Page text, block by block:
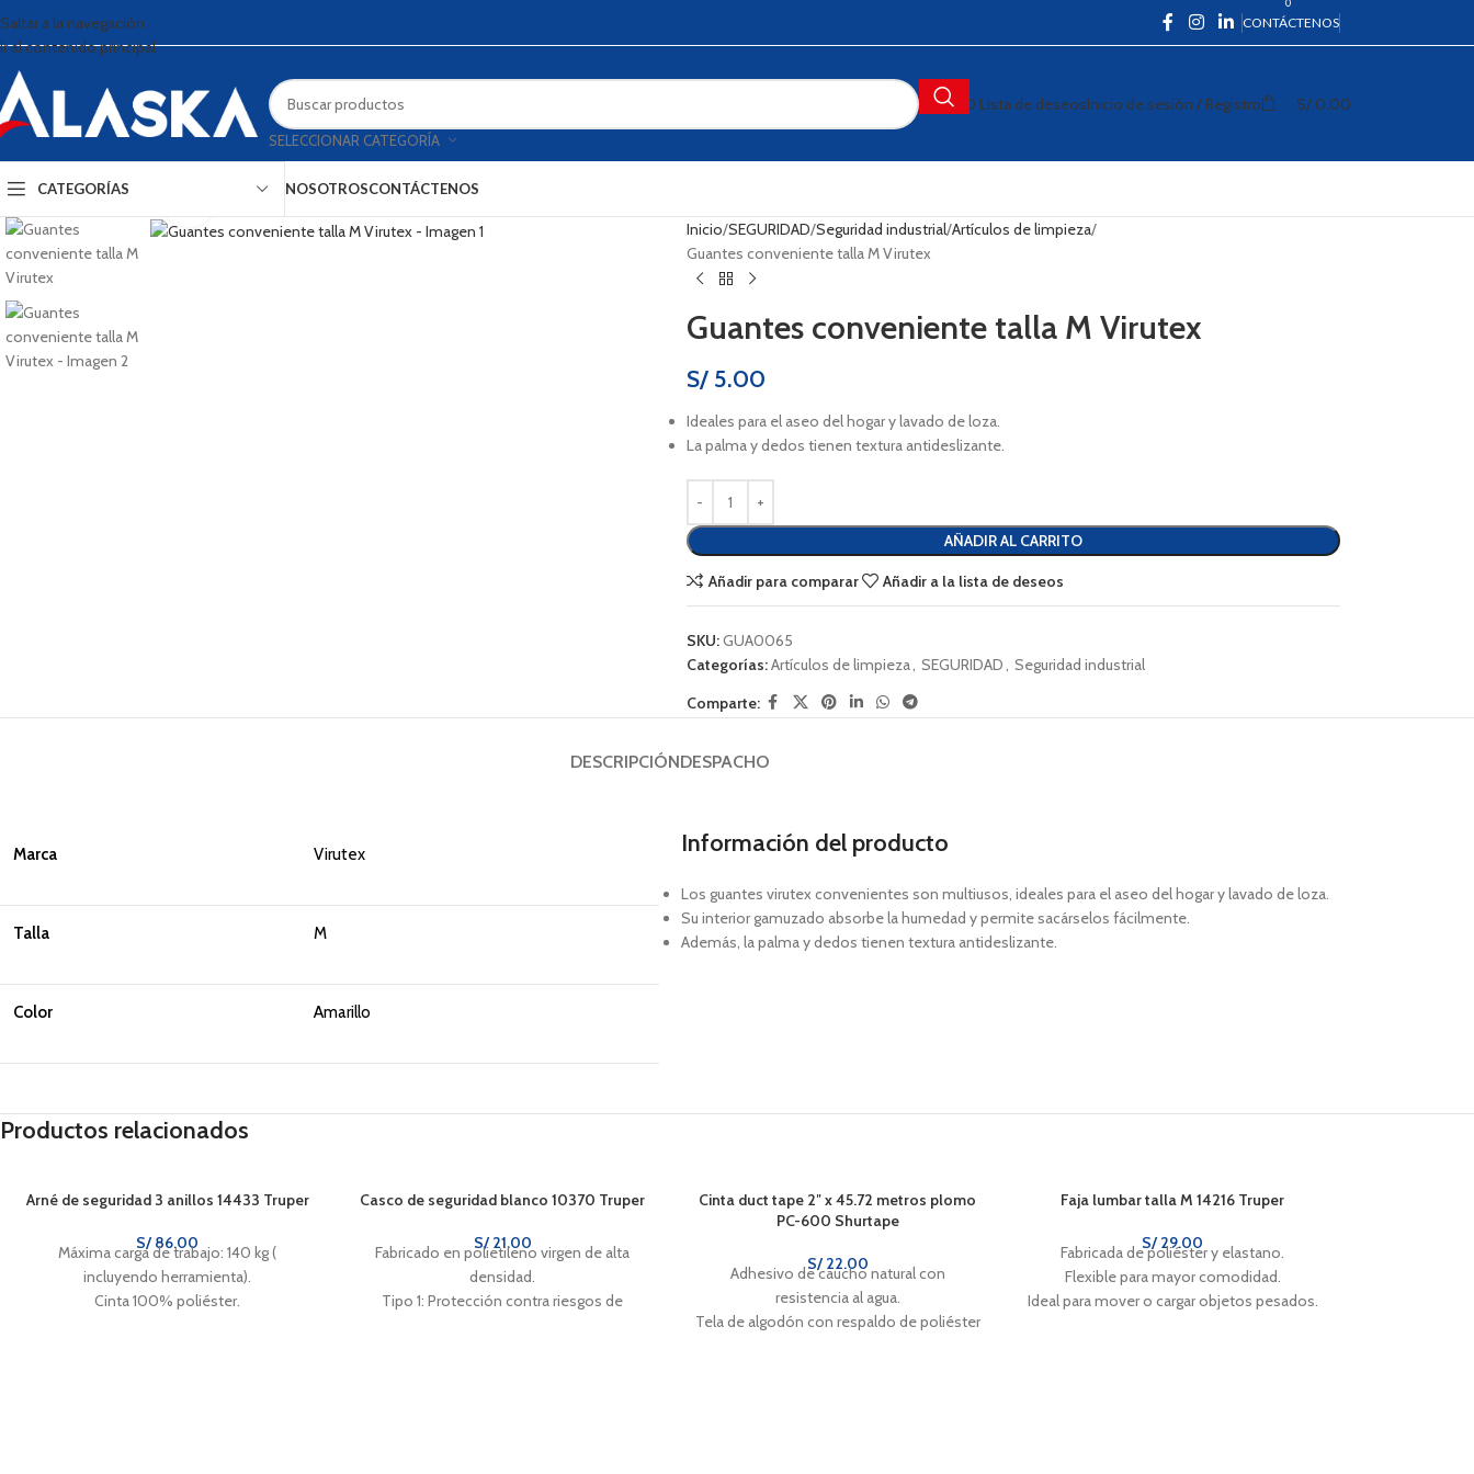
Saltar a la navegación
Ir al contenido principal
CONTÁCTENOS
SELECCIONAR CATEGORÍA
0 Lista de deseosInicio de sesión / Registro
0
S/ 0.00
CATEGORÍAS NOSOTROSCONTÁCTENOS
Haga clic para ampliar
Inicio SEGURIDAD Seguridad industrial Artículos de limpieza
Guantes conveniente talla M Virutex
Guantes conveniente talla M Virutex
S/5.00
Ideales para el aseo del hogar y lavado de loza.
La palma y dedos tienen textura antideslizante.
AÑADIR AL CARRITO
Añadir para comparar Añadir a la lista de deseos
SKU:GUA0065
Categorías:Artículos de limpieza, SEGURIDAD, Seguridad industrial
Comparte:
DESCRIPCIÓNDESPACHO
Marca Virutex
Talla M
Color Amarillo
Información del producto
Los guantes virutex convenientes son multiusos, ideales para el aseo del hogar y lavado de loza.
Su interior gamuzado absorbe la humedad y permite sacárselos fácilmente.
Además, la palma y dedos tienen textura antideslizante.
Productos relacionados
Arné de seguridad 3 anillos 14433 Truper
S/ 86.00
Máxima carga de trabajo: 140 kg (
incluyendo herramienta).
Cinta 100% poliéster.
Casco de seguridad blanco 10370 Truper
S/21.00
Fabricado en polietileno virgen de alta
densidad.
Tipo 1: Protección contra riesgos de
Cinta duct tape 2″ x 45.72 metros plomo
PC-600 Shurtape
S/22.00
Adhesivo de caucho natural con
resistencia al agua.
Tela de algodón con respaldo de poliéster
Faja lumbar talla M 14216 Truper
S/ 29.00
Fabricada de poliéster y elastano.
Flexible para mayor comodidad.
Ideal para mover o cargar objetos pesados.